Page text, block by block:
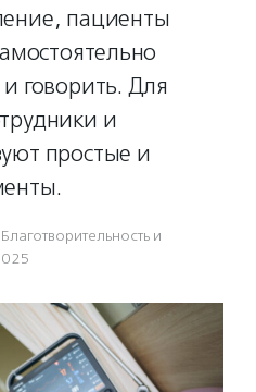
пациенты
говорить. Для
и
простые и
Благотвори­тель­ность и